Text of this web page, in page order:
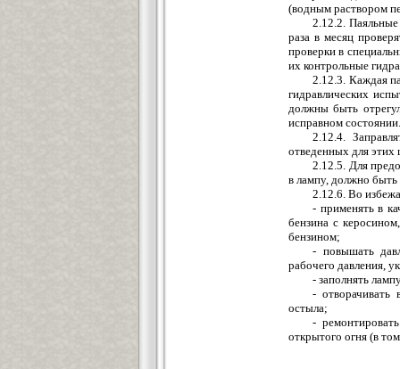
(водным раствором
2.12.2.
раза в месяц
проверки в
их контрольные
2.12.3. Каждая
гидравлических
должны быть
исправном состоянии.
2.12.4.
отведенных для этих
2.12.5. Для
в лампу, должно
2.12.6. Во
- применять в
бензина с
бензином;
- повышать
рабочего давления,
- заполнять
-
остыла;
-
открытого огня (в